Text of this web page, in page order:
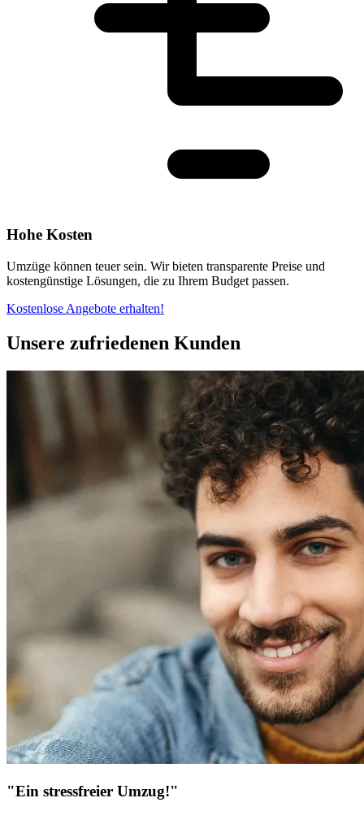
Hohe Kosten
Umzüge können teuer sein. Wir bieten transparente Preise und
kostengünstige Lösungen, die zu Ihrem Budget passen.
Kostenlose Angebote erhalten!
Unsere zufriedenen Kunden
"Ein stressfreier Umzug!"